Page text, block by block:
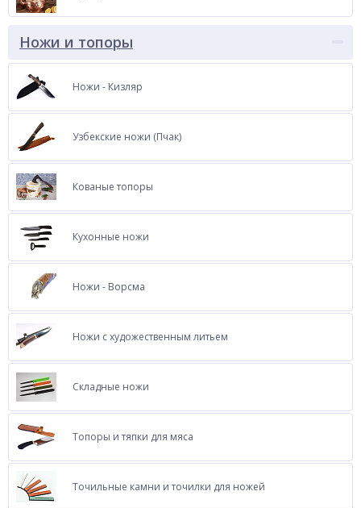
Ножи и топоры
Ножи - Кизляр
Узбекские ножи (Пчак)
Кованые топоры
Кухонные ножи
Ножи - Ворсма
Ножи с художественным литьем
Складные ножи
Топоры и тяпки для мяса
Точильные камни и точилки для ножей